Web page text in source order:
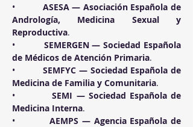
• ASESA — Asociación Española de
Andrología, Medicina Sexual y
Reproductiva.
• SEMERGEN — Sociedad Española
de Médicos de Atención Primaria.
• SEMFYC — Sociedad Española de
Medicina de Familia y Comunitaria.
• SEMI — Sociedad Española de
Medicina Interna.
• AEMPS — Agencia Española de